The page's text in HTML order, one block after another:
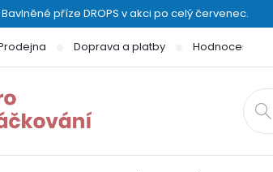
příze DROPS v akci po celý červenec.
Doprava a platby Hodnocení